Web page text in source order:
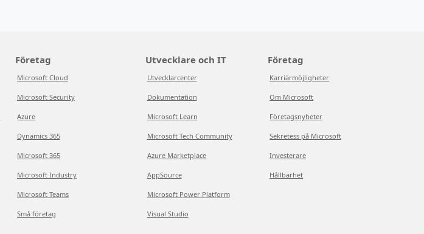
Företag
Microsoft Cloud
Microsoft Security
Azure
Dynamics 365
Microsoft 365
Microsoft Industry
Microsoft Teams
Små företag
Utvecklare och IT
Utvecklarcenter
Dokumentation
Microsoft Learn
Microsoft Tech Community
Azure Marketplace
AppSource
Microsoft Power Platform
Visual Studio
Företag
Karriärmöjligheter
Om Microsoft
Företagsnyheter
Sekretess på Microsoft
Investerare
Hållbarhet